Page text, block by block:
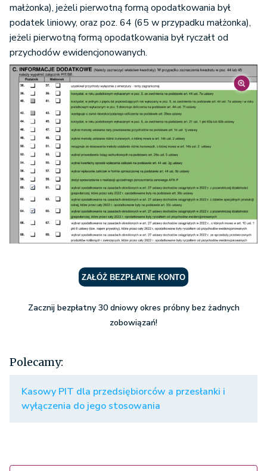
małżonka), jeżeli pierwotną formą opodatkowania był
podatek liniowy, oraz poz. 64 (65 w przypadku małżonka),
jeżeli pierwotną formą opodatkowania był ryczałt od
przychodów ewidencjonowanych.
ZAŁÓŻ BEZPŁATNE KONTO
Zacznij bezpłatny 30 dniowy okres próbny bez żadnych
zobowiązań!
Polecamy:
Kasowy PIT dla przedsiębiorców a przesłanki i
wyłączenia do jego stosowania